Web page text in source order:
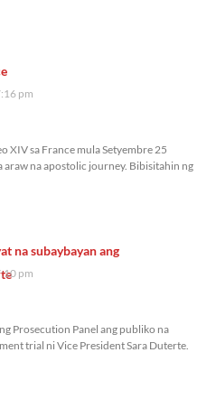
pm
XIV sa France mula Setyembre 25
araw na apostolic journey. Bibisitahin ng
na subaybayan ang
pm
Prosecution Panel ang publiko na
trial ni Vice President Sara Duterte.